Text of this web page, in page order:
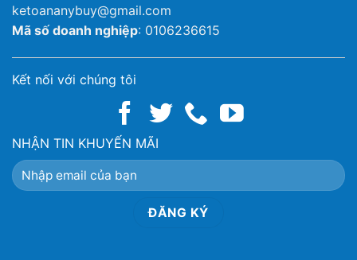
ketoananybuy@gmail.com
Mã số doanh nghiệp: 0106236615
Kết nối với chúng tôi
NHẬN TIN KHUYẾN MÃI